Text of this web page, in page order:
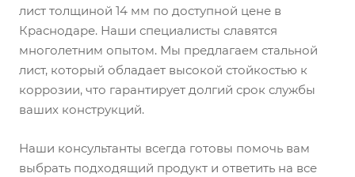
лист толщиной 14 мм по доступной цене в
Краснодаре. Наши специалисты славятся
многолетним опытом. Мы предлагаем стальной
лист, который обладает высокой стойкостью к
коррозии, что гарантирует долгий срок службы
ваших конструкций.
Наши консультанты всегда готовы помочь вам
выбрать подходящий продукт и ответить на все